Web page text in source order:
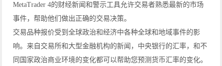
MetaTrader 4的财经新闻和警示工具允许交易者熟悉最新的市场
事件，帮助他们做出正确的交易决策。
交易品种报价受到全球政治和经济中各种全球和地域事件的影
响。来自交易所和大型金融机构的新闻，中央银行的汇率，和不
同国家政治商业环境的变化都可以帮助您预测货币汇率的变化。